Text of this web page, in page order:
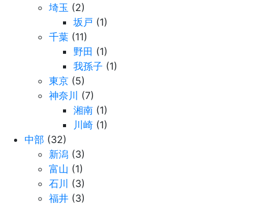
埼玉 (2)
坂戸 (1)
千葉 (11)
野田 (1)
我孫子 (1)
東京 (5)
神奈川 (7)
湘南 (1)
川崎 (1)
中部 (32)
新潟 (3)
富山 (1)
石川 (3)
福井 (3)